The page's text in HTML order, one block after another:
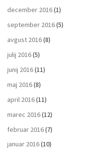
december 2016(1)
september 2016(5)
avgust 2016(8)
julij 2016(5)
junij 2016(11)
maj 2016(8)
april 2016(11)
marec 2016(12)
februar 2016(7)
januar 2016(10)